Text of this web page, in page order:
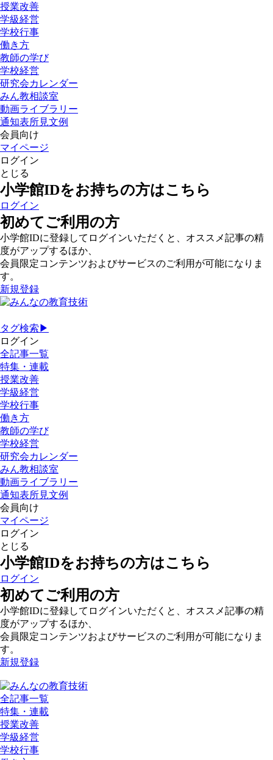
授業改善
学級経営
学校行事
働き方
教師の学び
学校経営
研究会カレンダー
みん教相談室
動画ライブラリー
通知表所見文例
会員向け
マイページ
ログイン
とじる
小学館IDをお持ちの方はこちら
ログイン
初めてご利用の方
小学館IDに登録してログインいただくと、オススメ記事の精
度がアップするほか、
会員限定コンテンツおよびサービスのご利用が可能になりま
す。
新規登録
タグ検索▶
ログイン
全記事一覧
特集・連載
授業改善
学級経営
学校行事
働き方
教師の学び
学校経営
研究会カレンダー
みん教相談室
動画ライブラリー
通知表所見文例
会員向け
マイページ
ログイン
とじる
小学館IDをお持ちの方はこちら
ログイン
初めてご利用の方
小学館IDに登録してログインいただくと、オススメ記事の精
度がアップするほか、
会員限定コンテンツおよびサービスのご利用が可能になりま
す。
新規登録
全記事一覧
特集・連載
授業改善
学級経営
学校行事